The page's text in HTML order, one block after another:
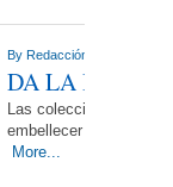
By Redacción NdL
DA LA
Las colecciones
embellecer los
More...